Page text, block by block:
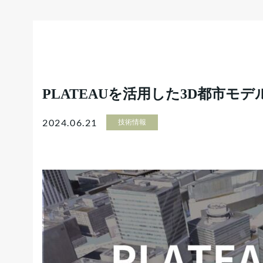
PLATEAUを活用した3D都市モデ
2024.06.21 技術情報